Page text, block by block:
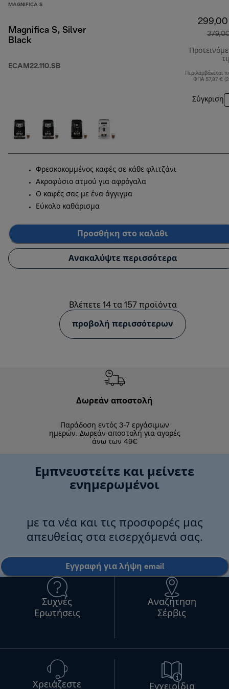
MAGNIFICA S
Magnifica S, Silver
Black
ECAM22.110.SB
Περιλαμβάνεται
ΦΠΑ 57,87 €
Σύγκριση
Φρεσκοκομμένος καφές σε κάθε φλιτζάνι
Ακροφύσιο ατμού για αφρόγαλα
Ο καφές σας με ένα άγγιγμα
Εύκολο καθάρισμα
Προσθήκη στο καλάθι
Ανακαλύψτε περισσότερα
Βλέπετε 14 τα 157 προϊόντα
προβολή περισσότερων
Δωρεάν αποστολή
Παράδοση εντός 3-7 εργάσιμων
ημερών. Δωρεάν αποστολή για αγορές
άνω των 49€
Εμπνευστείτε και μείνετε
ενημερωμένοι
με τα νέα και τις προσφορές μας
απευθείας στα εισερχόμενά σας.
Εγγραφή για λήψη email
Συχνές
Ερωτήσεις
Αναζήτηση
Σέρβις
Χρειάζεστε